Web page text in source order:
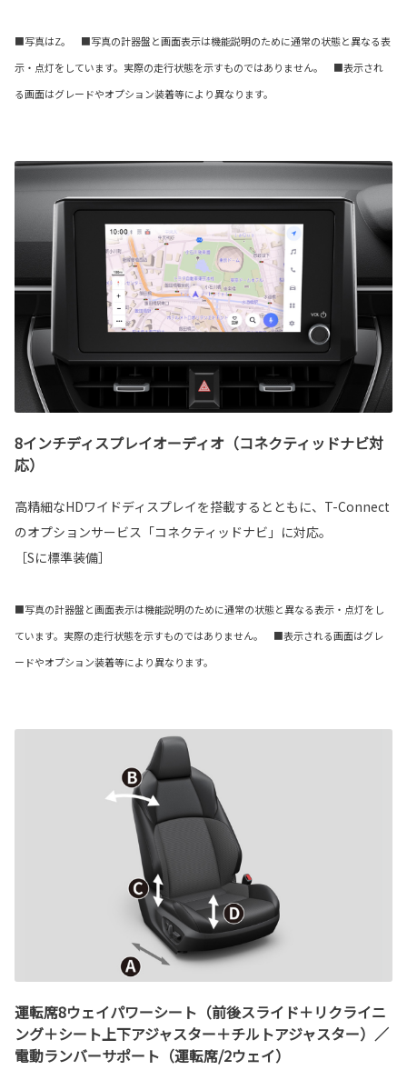
■写真はZ。 ■写真の計器盤と画面表示は機能説明のために通常の状態と異なる表
示・点灯をしています。実際の走行状態を示すものではありません。 ■表示され
る画面はグレードやオプション装着等により異なります。
8インチディスプレイオーディオ（コネクティッドナビ対
応）
高精細なHDワイドディスプレイを搭載するとともに、T-Connect
のオプションサービス「コネクティッドナビ」に対応。
［Sに標準装備］
■写真の計器盤と画面表示は機能説明のために通常の状態と異なる表示・点灯をし
ています。実際の走行状態を示すものではありません。 ■表示される画面はグレ
ードやオプション装着等により異なります。
運転席8ウェイパワーシート（前後スライド＋リクライニ
ング＋シート上下アジャスター＋チルトアジャスター）／
電動ランバーサポート（運転席/2ウェイ）